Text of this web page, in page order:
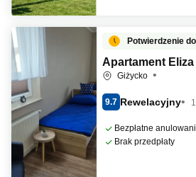
Potwierdzenie
Apartament
Giżycko
9.7 Rewelacyjny
Bezpłatne
Brak przedpłaty